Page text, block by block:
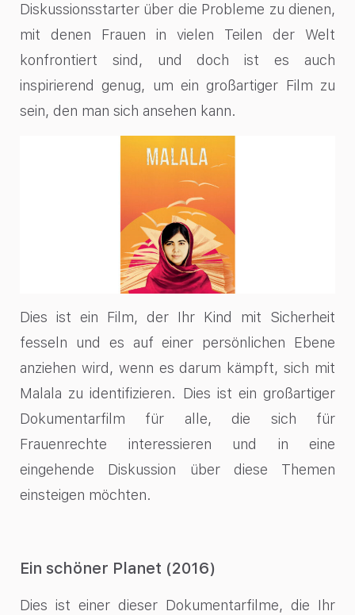
Diskussionsstarter über die Probleme zu dienen,
mit denen Frauen in vielen Teilen der Welt
konfrontiert sind, und doch ist es auch
inspirierend genug, um ein großartiger Film zu
sein, den man sich ansehen kann.
Dies ist ein Film, der Ihr Kind mit Sicherheit
fesseln und es auf einer persönlichen Ebene
anziehen wird, wenn es darum kämpft, sich mit
Malala zu identifizieren. Dies ist ein großartiger
Dokumentarfilm für alle, die sich für
Frauenrechte interessieren und in eine
eingehende Diskussion über diese Themen
einsteigen möchten.
Ein schöner Planet (2016)
Dies ist einer dieser Dokumentarfilme, die Ihr